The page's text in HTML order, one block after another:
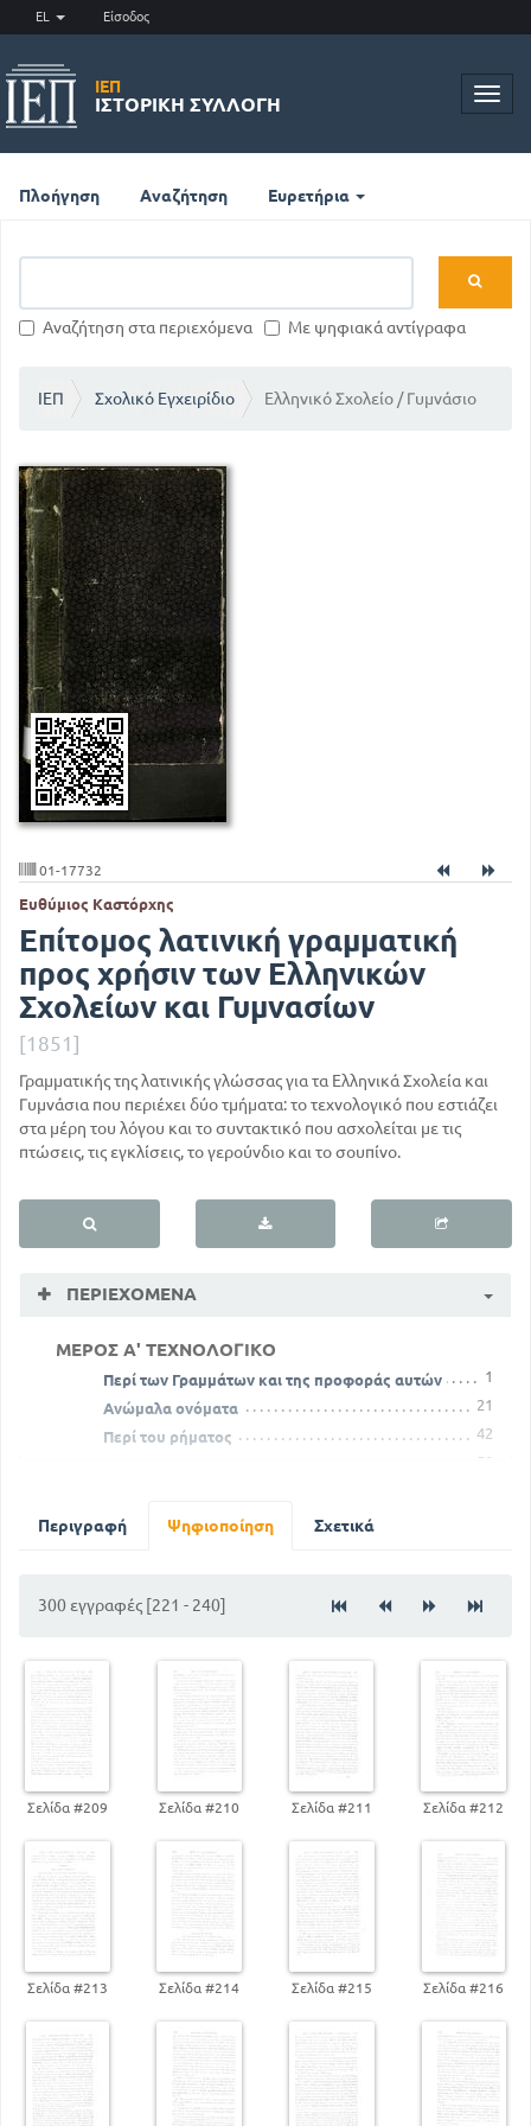
EL Είσοδος
ΙΕΠ
ΙΣΤΟΡΙΚΉ ΣΥΛΛΟΓΉ
Πλοήγηση Αναζήτηση Ευρετήρια
Αναζήτηση στα περιεχόμενα Με ψηφιακά αντίγραφα
ΙΕΠ Σχολικό Εγχειρίδιο Ελληνικό Σχολείο / Γυμνάσιο
01-17732
Ευθύμιος Καστόρχης
Επίτομος λατινική γραμματική
προς χρήσιν των Ελληνικών
Σχολείων και Γυμνασίων
[1851]
Γραμματικής της λατινικής γλώσσας για τα Ελληνικά Σχολεία και
Γυμνάσια που περιέχει δύο τμήματα: το τεχνολογικό που εστιάζει
στα μέρη του λόγου και το συντακτικό που ασχολείται με τις
πτώσεις, τις εγκλίσεις, το γερούνδιο και το σουπίνο.
ΠΕΡΙΕΧΌΜΕΝΑ
ΜΕΡΟΣ Α' ΤΕΧΝΟΛΟΓΙΚΟ
Περί των Γραμμάτων και της προφοράς αυτών
1
Ανώμαλα ονόματα
21
Περί του ρήματος
42
50
Περί παραγωγής επιθέτου
Περί της προτάσεως και των μερών αυτής
90
Περί των ειδών των προτάσεων και περί εγκλίσεων
192
Περί των χρόνων της υποτακτικής
236
Περί της μετοχής
271
Περιγραφή Ψηφιοποίηση Σχετικά
300 εγγραφές [221 - 240]
Σελίδα #209 Σελίδα #210 Σελίδα #211 Σελίδα #212
Σελίδα #213 Σελίδα #214 Σελίδα #215 Σελίδα #216